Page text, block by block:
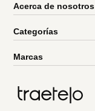
Acerca de nosotros
Categorías
Marcas